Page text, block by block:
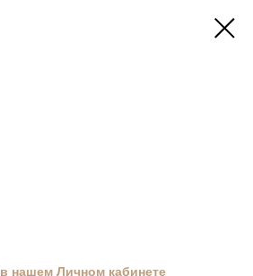
в нашем Личном кабинете